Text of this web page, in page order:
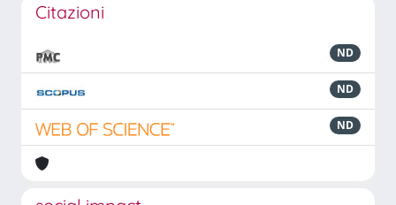
Citazioni
ND
ND
ND